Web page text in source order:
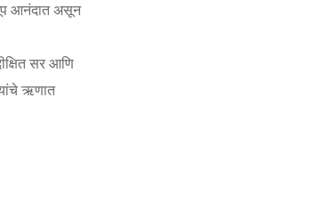
आनंदात असून
सर आणि
ऋणात